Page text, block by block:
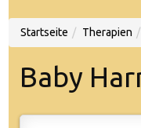
Startseite Therapien
Baby